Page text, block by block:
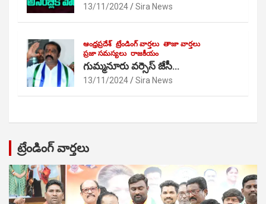
13/11/2024 Sira News
ఆంధ్రప్రదేశ్ ట్రేండింగ్ వార్తలు తాజా వార్తలు
ప్రజా సమస్యలు రాజకీయం
గుమ్మనూరు వర్సెస్ జేసీ…
13/11/2024 Sira News
ట్రేండింగ్ వార్తలు